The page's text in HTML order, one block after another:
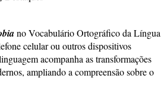
no Vocabulário Ortográfico da Língua
celular ou outros dispositivos
acompanha as transformações
ampliando a compreensão sobre o